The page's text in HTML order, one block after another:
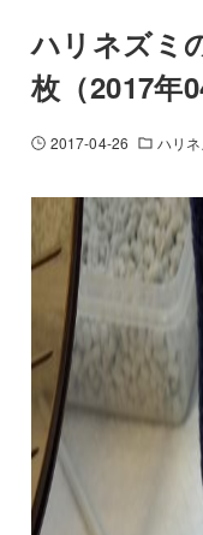
ハリネズミ
枚（2017年
2017-04-26 ハリ